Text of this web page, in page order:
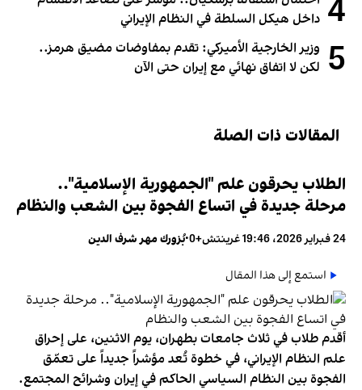
4 داخل هيكل السلطة في النظام الإيراني
5 وزير الخارجية الأميركي: تقدم بمفاوضات مضيق هرمز..
لكن لا اتفاق نهائي مع إيران حتى الآن
المقالات ذات الصلة
الطلاب يحرقون علم "الجمهورية الإسلامية"..
مرحلة جديدة في اتساع الفجوة بين الشعب والنظام
24 فبراير 2026، 19:46 غرينتش+0 •بُزورك مهر شرف الدين
استمع إلى هذا المقال
أقدم طلاب في ثلاث جامعات بطهران، يوم الاثنين، على إحراق
علم النظام الإيراني، في خطوة تُعد مؤشراً جديداً على تعمّق
الفجوة بين النظام السياسي الحاكم في إيران وشرائح المجتمع.